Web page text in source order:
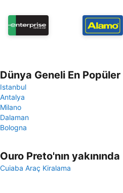
Dünya Geneli En
Istanbul
Antalya
Milano
Dalaman
Bologna
Ouro Preto'nın yakınında
Cuiaba Araç Kiralama